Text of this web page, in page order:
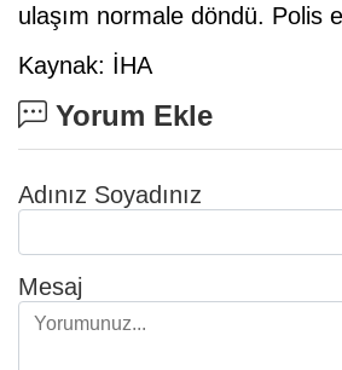
ulaşım normale döndü. Polis
Kaynak: İHA
Yorum Ekle
Adınız Soyadınız
Mesaj